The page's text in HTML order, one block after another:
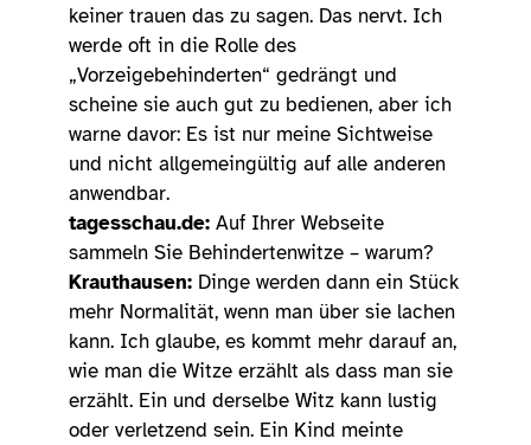
keiner trauen das zu sagen. Das nervt. Ich
werde oft in die Rolle des
„Vorzeigebehinderten“ gedrängt und
scheine sie auch gut zu bedienen, aber ich
warne davor: Es ist nur meine Sichtweise
und nicht allgemeingültig auf alle anderen
anwendbar.
tagesschau.de: Auf Ihrer Webseite
sammeln Sie Behindertenwitze – warum?
Krauthausen: Dinge werden dann ein Stück
mehr Normalität, wenn man über sie lachen
kann. Ich glaube, es kommt mehr darauf an,
wie man die Witze erzählt als dass man sie
erzählt. Ein und derselbe Witz kann lustig
oder verletzend sein. Ein Kind meinte